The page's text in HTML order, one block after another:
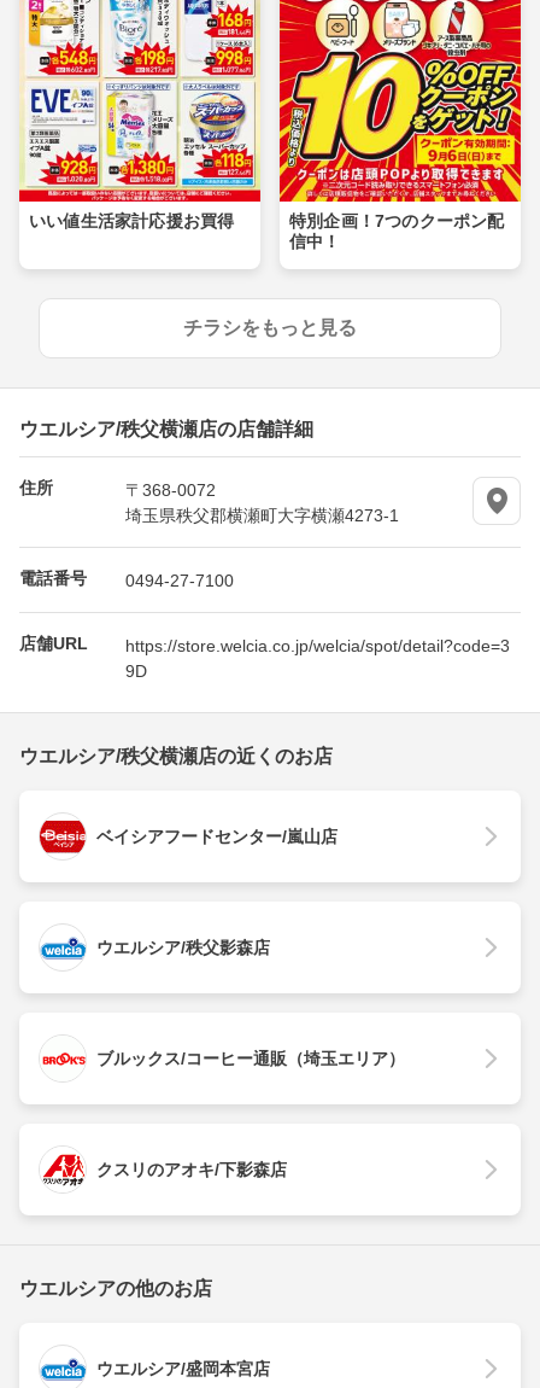
いい値生活家計応援お買得
特別企画！7つのクーポン配
信中！
チラシをもっと見る
ウエルシア/秩父横瀬店の店舗詳細
住所
〒368-0072
埼玉県秩父郡横瀬町大字横瀬4273-1
電話番号 0494-27-7100
店舗URL
https://store.welcia.co.jp/welcia/spot/detail?code=3
9D
ウエルシア/秩父横瀬店の近くのお店
ベイシアフードセンター/嵐山店
ウエルシア/秩父影森店
ブルックス/コーヒー通販（埼玉エリア）
クスリのアオキ/下影森店
ウエルシアの他のお店
ウエルシア/盛岡本宮店